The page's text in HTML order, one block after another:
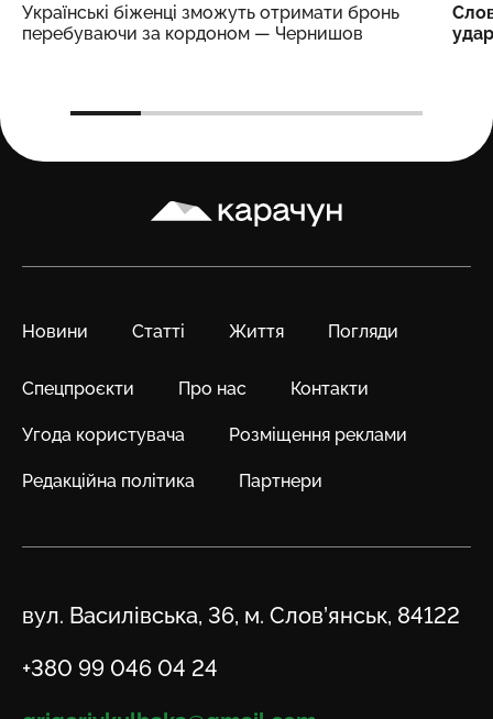
Українські біженці зможуть отримати бронь
перебуваючи за кордоном — Чернишов
Карачун
Новини Статті Життя Погляди
Спецпроєкти Про нас Контакти
Угода користувача Розміщення реклами
Редакційна політика Партнери
Адреса
вул. Василівська, 36, м. Слов’янськ, 84122
Телефон
+380 99 046 04 24